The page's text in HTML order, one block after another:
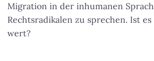
Migration in der inhumanen
Rechtsradikalen zu sprechen. Ist
wert?